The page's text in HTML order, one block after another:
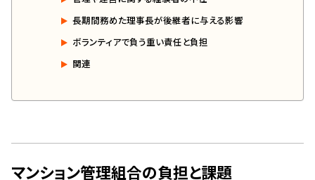
長期間務めた理事長が後継者に与える影響
ボランティアで負う重い責任と負担
関連
マンション管理組合の負担と課題
大規模修繕のご意見番 »
メルの防火管理者